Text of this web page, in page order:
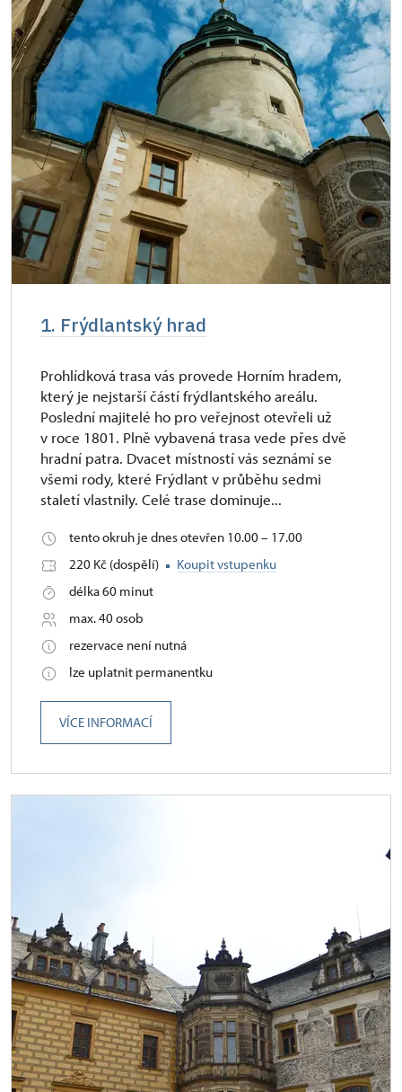
Průkaz zaměstnance NPÚ (+ až 3 rodinní
příslušníci)
zdarma
Průkaz Náš člověk *
zdarma
* Platí pouze pro jednu osobu (držitele
průkazu)
1. Frýdlantský hrad
Prohlídková trasa vás provede Horním hradem,
který je nejstarší částí frýdlantského areálu.
Poslední majitelé ho pro veřejnost otevřeli už
v roce 1801. Plně vybavená trasa vede přes dvě
hradní patra. Dvacet místností vás seznámí se
všemi rody, které Frýdlant v průběhu sedmi
staletí vlastnily. Celé trase dominuje...
tento okruh je dnes otevřen 10.00 – 17.00
220 Kč (dospělí)
Koupit vstupenku
délka 60 minut
max. 40 osob
rezervace není nutná
lze uplatnit permanentku
VÍCE INFORMACÍ